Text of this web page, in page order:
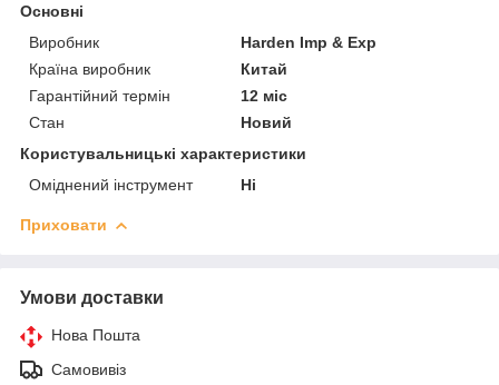
Основні
Виробник
Harden Imp & Exp
Країна виробник
Китай
Гарантійний термін
12 міс
Стан
Новий
Користувальницькі характеристики
Оміднений інструмент
Ні
Приховати
Умови доставки
Нова Пошта
Самовивіз